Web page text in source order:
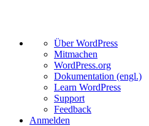
Über
WordPress
Über WordPress
Mitmachen
WordPress.org
Dokumentation (engl.)
Learn WordPress
Support
Feedback
Anmelden